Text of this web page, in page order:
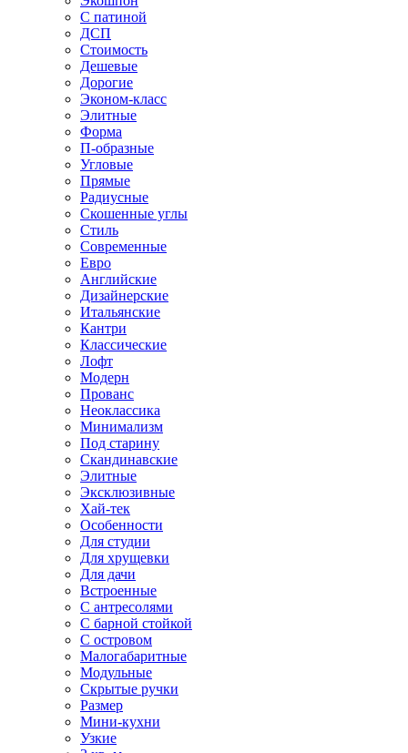
С патиной
ДСП
Стоимость
Дешевые
Дорогие
Эконом-класс
Элитные
Форма
П-образные
Угловые
Прямые
Радиусные
Скошенные углы
Стиль
Современные
Евро
Английские
Дизайнерские
Итальянские
Кантри
Классические
Лофт
Модерн
Прованс
Неоклассика
Минимализм
Под старину
Скандинавские
Элитные
Эксклюзивные
Хай-тек
Особенности
Для студии
Для хрущевки
Для дачи
Встроенные
С антресолями
С барной стойкой
С островом
Малогабаритные
Модульные
Скрытые ручки
Размер
Мини-кухни
Узкие